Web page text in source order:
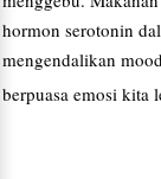
hormon serotonin
mengendalikan
berpuasa emosi kita